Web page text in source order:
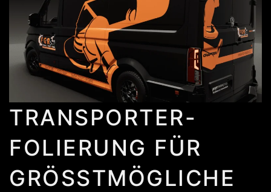
TRANSPORTER-
FOLIERUNG FÜR
GRÖSSTMÖGLICHE P